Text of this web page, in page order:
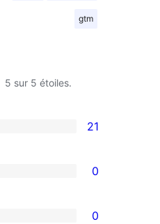
gtm
5 sur 5 étoiles.
21
0
0